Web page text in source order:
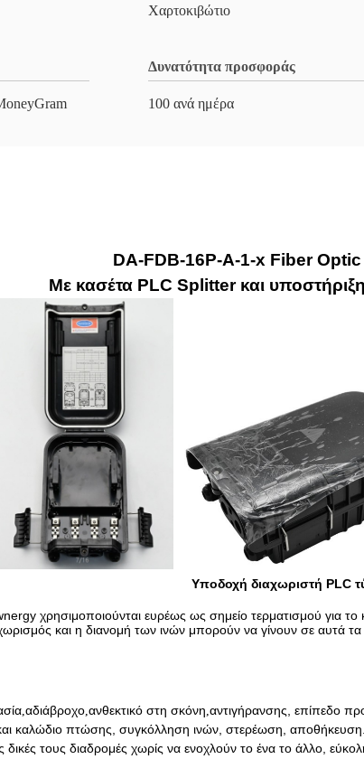
Χαρτοκιβώτιο
Δυνατότητα προσφοράς
100 ανά ημέρα
DA-FDB-16P-A-1-x Fiber
Με κασέτα PLC Splitter και
Υποδοχή διαχωριστή PLC
χρησιμοποιούνται ευρέως ως σημείο τερματισμού
και η διανομή των ινών μπορούν να γίνουν σε αυτά τα
,αδιάβροχο,ανθεκτικό στη σκόνη,αντιγήρανσης, επίπεδο
καλώδιο πτώσης, συγκόλληση ινών, στερέωση,
δικές τους διαδρομές χωρίς να ενοχλούν το ένα το άλλο,